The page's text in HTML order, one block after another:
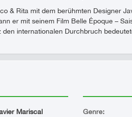
& Rita mit dem berühmten Designer
er mit seinem Film Belle Époque –
internationalen Durchbruch
Mariscal
Genre: